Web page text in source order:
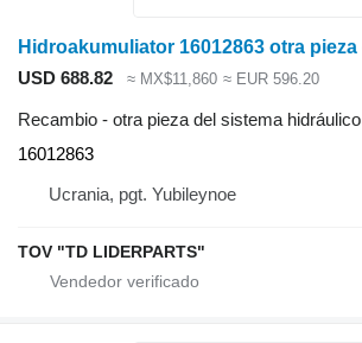
USD 688.82 ≈ MX$11,860 ≈ EUR 596.20
Recambio - otra pieza del sistema hidráulico
16012863
Ucrania, pgt. Yubileynoe
TOV "TD LIDERPARTS"